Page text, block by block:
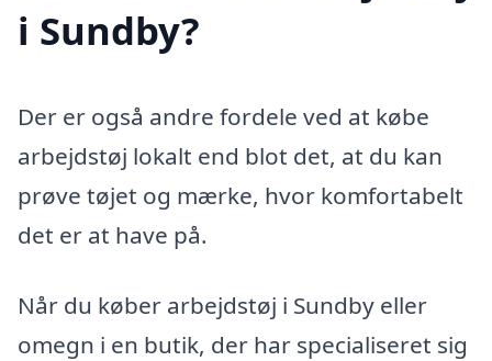
i Sundby?
Der er også andre fordele ved at købe
arbejdstøj lokalt end blot det, at du kan
prøve tøjet og mærke, hvor komfortabelt
det er at have på.
Når du køber arbejdstøj i Sundby eller
omegn i en butik, der har specialiseret sig